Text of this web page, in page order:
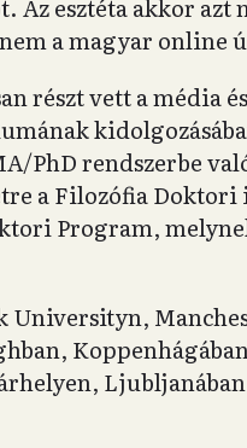
Az esztéta akkor azt
a magyar online
részt vett a média
PhD rendszerbe
a Filozófia Doktori
Program,
Universityn,